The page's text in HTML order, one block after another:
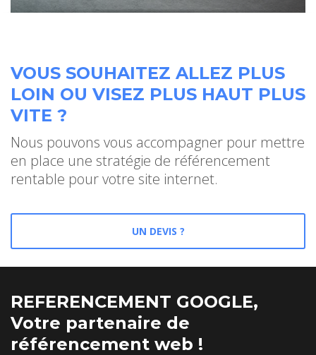
VOUS SOUHAITEZ ALLEZ PLUS
LOIN OU VISEZ PLUS HAUT PLUS
VITE ?
Nous pouvons vous accompagner pour mettre
en place une stratégie de référencement
rentable pour votre site internet.
UN DEVIS ?
REFERENCEMENT GOOGLE,
Votre partenaire de
référencement web !